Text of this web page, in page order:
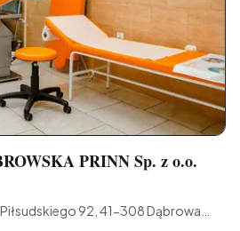
PRINN Sp. z o.o.
Piłsudskiego 92, 41-308 Dąbrowa